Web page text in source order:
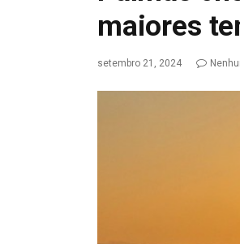
maiores
setembro 21, 2024